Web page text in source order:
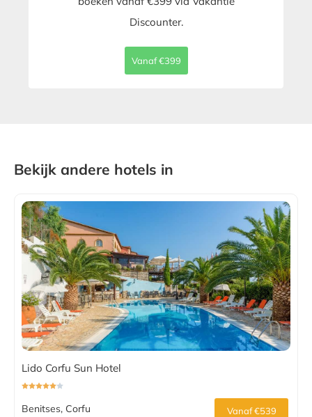
Discounter.
Vanaf €399
Bekijk andere hotels in
Lido Corfu Sun Hotel
Benitses, Corfu Vanaf €539